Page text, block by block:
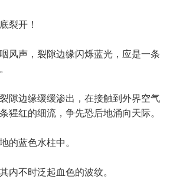
裂开！
风声，裂隙边缘闪烁蓝光，应是一条
隙边缘缓缓渗出，在接触到外界空气
猩红的细流，争先恐后地涌向天际。
的蓝色水柱中。
内不时泛起血色的波纹。